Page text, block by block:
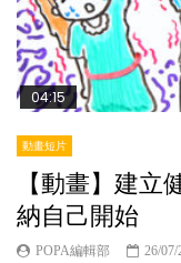
04:15
動畫短片
【動畫】建立
納自己開始
POPA編輯部 26/07/